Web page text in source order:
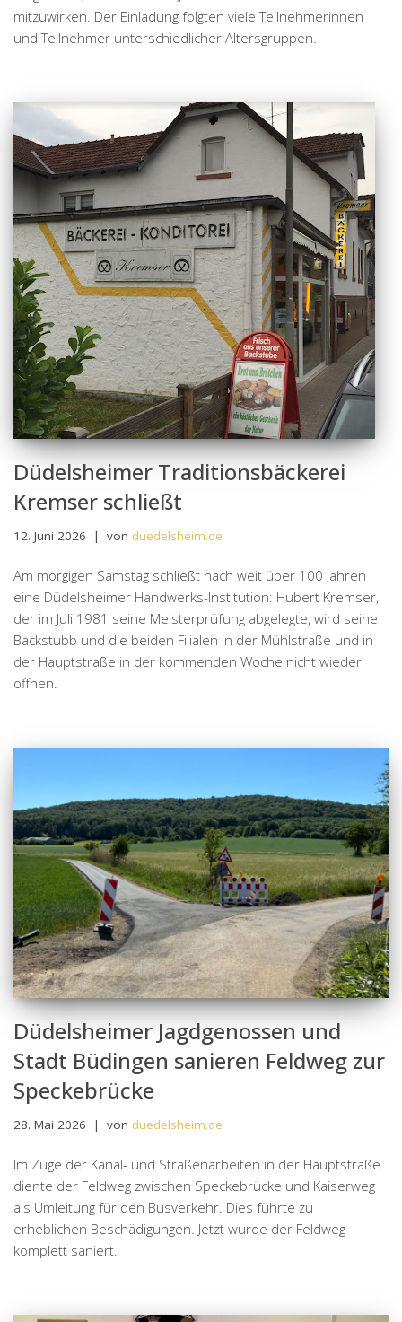
mitzuwirken. Der Einladung folgten viele Teilnehmerinnen
und Teilnehmer unterschiedlicher Altersgruppen.
Düdelsheimer Traditionsbäckerei
Kremser schließt
12. Juni 2026 von duedelsheim.de
Am morgigen Samstag schließt nach weit über 100 Jahren
eine Düdelsheimer Handwerks-Institution: Hubert Kremser,
der im Juli 1981 seine Meisterprüfung abgelegte, wird seine
Backstubb und die beiden Filialen in der Mühlstraße und in
der Hauptstraße in der kommenden Woche nicht wieder
öffnen.
Düdelsheimer Jagdgenossen und
Stadt Büdingen sanieren Feldweg zur
Speckebrücke
28. Mai 2026 von duedelsheim.de
Im Zuge der Kanal- und Straßenarbeiten in der Hauptstraße
diente der Feldweg zwischen Speckebrücke und Kaiserweg
als Umleitung für den Busverkehr. Dies führte zu
erheblichen Beschädigungen. Jetzt wurde der Feldweg
komplett saniert.